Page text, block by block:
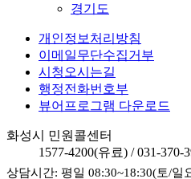
경기도
개인정보처리방침
이메일무단수집거부
시청오시는길
행정전화번호부
뷰어프로그램 다운로드
화성시 민원콜센터
1577-4200(유료) /031-370-
상담시간: 평일 08:30~18:30(토/일